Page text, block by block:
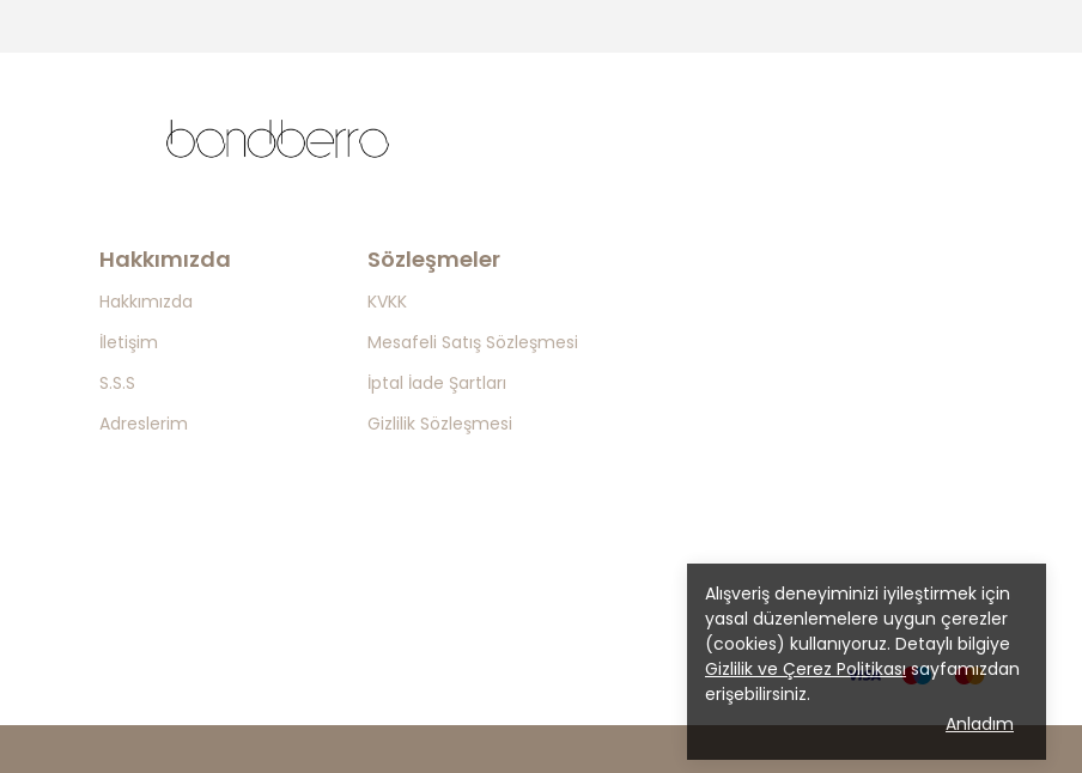
Alışveriş deneyiminizi iyileştirmek için
yasal düzenlemelere uygun çerezler
(cookies) kullanıyoruz. Detaylı bilgiye
Gizlilik ve Çerez Politikasısayfamızdan
erişebilirsiniz.
Anladım
Hakkımızda
Hakkımızda
İletişim
S.S.S
Adreslerim
Sözleşmeler
KVKK
Mesafeli Satış Sözleşmesi
İptal İade Şartları
Gizlilik Sözleşmesi